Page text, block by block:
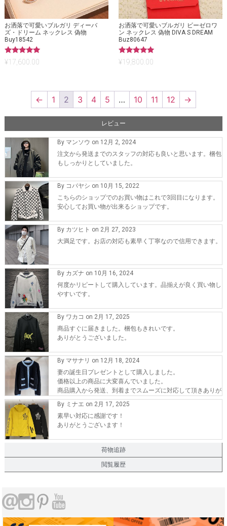
お洒落で可愛いブルガリ ディーバ
ズ・ドリーム ネックレス 偽物
Buy18542
5段階中
5.00
¥17,600.00
お洒落で可愛いブルガリ ビーゼロワ
ン ネックレス 偽物 DIVA S DREAM
Buz80647
5段階中
5.00
¥19,800.00
← 1 2 3 4 5 … 10 11 12 →
レビュー
荷物追跡
閲覧履歴
By マンソウ on 12月 2, 2024
注文から発送までのスタッフの対応も良いと思います。梱包
もしっかりとしていました。
By コバヤシ on 10月 15, 2022
こちらのショップでのお買い物はこれで3回目になります。
安心してお買い物が出来るショップです。
By カツヒト on 2月 27, 2023
大満足です。お店の対応も素早く丁寧なので信用できます。
By カズナ on 10月 16, 2024
何度かリピートして購入しています。品揃えが良く買い物し
やすいです。
By ワカコ on 2月 17, 2025
商品すぐに届きました。梱包もきれいです。
ありがとうございました。
By マサナリ on 12月 18, 2024
妻の誕生日プレゼントとして購入しました。
価格以上の商品に大変喜んでいました。
商品購入から発送、到着までスムーズに対応して頂きありが
とうございます。
また、機会が有れば購入したいです。
By ミナエ on 2月 17, 2025
素早い対応に感謝です！
ありがとうございます！